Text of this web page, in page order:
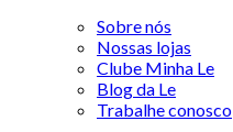
Sobre nós
Nossas lojas
Clube Minha Le
Blog da Le
Trabalhe conosco